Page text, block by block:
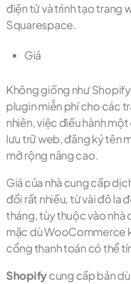
điện tử và trình tạo trang
Squarespace.
Giá
Không giống như
plugin miễn phí cho các
nhiên, việc điều hành
lưu trữ web, đăng ký tên
mở rộng nâng cao.
Giá của nhà cung cấp
đổi rất nhiều, từ vài đô la
tháng, tùy thuộc vào nhà
mặc dù WooCommerce
cổng thanh toán có thể
Shopify cung cấp bản